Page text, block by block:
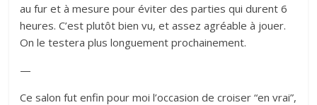
au fur et à mesure pour éviter des parties qui durent 6
heures. C’est plutôt bien vu, et assez agréable à jouer.
On le testera plus longuement prochainement.
—
Ce salon fut enfin pour moi l’occasion de croiser “en vrai”,